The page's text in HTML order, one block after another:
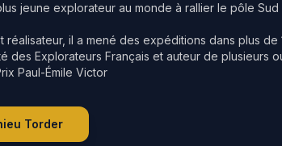
jeune explorateur au monde à rallier le pôle
réalisateur, il a mené des expéditions dans plus
des Explorateurs Français et auteur de plusieurs
Paul-Émile Victor
Torder